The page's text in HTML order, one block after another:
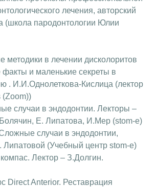
лечения, авторский
(школа пародонтологии Юлии
методики в лечении дисколоритов
факты и маленькие секреты в
. И.И.Однолеткова-Кислица (лектор
(Zoom))
случаи в эндодонтии. Лекторы –
Е. Липатова, И.Мер (stom-e)
случаи в эндодонтии,
Липатовой (Учебный центр stom-e)
Лектор – З.Долгин.
Direct Anterior. Реставрация